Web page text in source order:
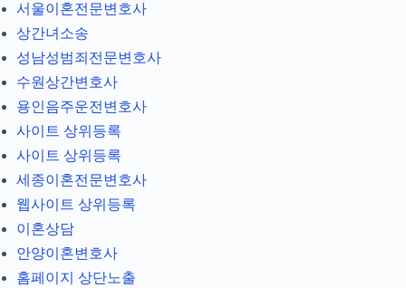
서울이혼전문변호사
상간녀소송
성남성범죄전문변호사
수원상간변호사
용인음주운전변호사
사이트 상위등록
사이트 상위등록
세종이혼전문변호사
웹사이트 상위등록
이혼상담
안양이혼변호사
홈페이지 상단노출